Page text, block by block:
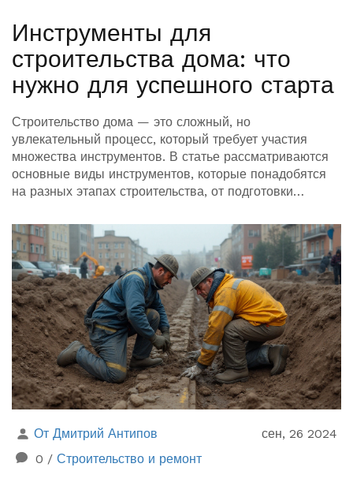
Инструменты для
строительства дома: что
нужно для успешного старта
Строительство дома — это сложный, но
увлекательный процесс, который требует участия
множества инструментов. В статье рассматриваются
основные виды инструментов, которые понадобятся
на разных этапах строительства, от подготовки
интересные факты и полезные советы для людей,
которые планируют заняться строительством
самостоятельно.
От Дмитрий Антипов
сен, 26 2024
0 / Строительство и ремонт